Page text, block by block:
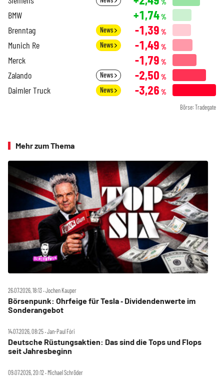
BMW +1,74%
Brenntag News -1,39 %
Munich Re News -1,49 %
Merck -1,79 %
Zalando News -2,50 %
Daimler Truck News -3,26 %
Börse: Tradegate
Mehr zum Thema
26.07.2026, 18:13 ‧ Jochen Kauper
Börsenpunk: Ohrfeige für Tesla ‑ Dividendenwerte im
Sonderangebot
14.07.2026, 08:25 ‧ Jan-Paul Fóri
Deutsche Rüstungsaktien: Das sind die Tops und Flops
seit Jahresbeginn
09.07.2026, 20:12 ‧ Michael Schröder